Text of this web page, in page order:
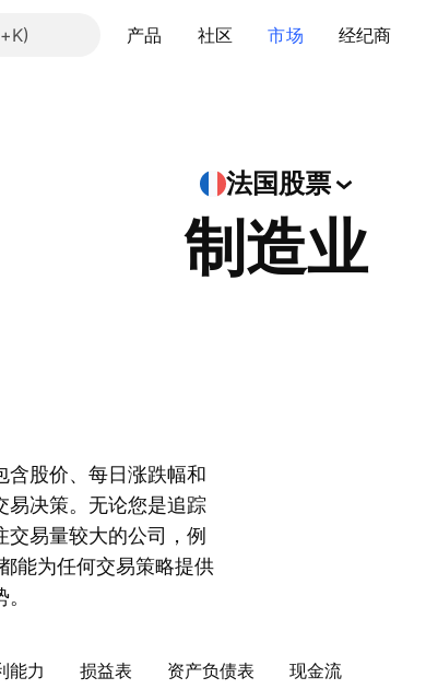
产品 社区 市场 经纪商
法国股票
制造业
含股价、每日涨跌幅和
易决策。无论您是追踪
易量较大的公司，例
能为任何交易策略提供
能力 损益表 资产负债表 现金流